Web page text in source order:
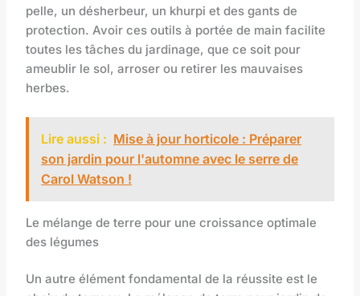
pelle, un désherbeur, un khurpi et des gants de
protection. Avoir ces outils à portée de main facilite
toutes les tâches du jardinage, que ce soit pour
ameublir le sol, arroser ou retirer les mauvaises
herbes.
Lire aussi : Mise à jour horticole : Préparer
son jardin pour l'automne avec le serre de
Carol Watson !
Le mélange de terre pour une croissance optimale
des légumes
Un autre élément fondamental de la réussite est le